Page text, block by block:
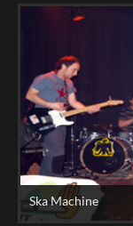
Ska Machine